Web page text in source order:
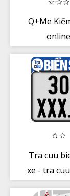
Q+Me
online
Tra cuu
xe - tra